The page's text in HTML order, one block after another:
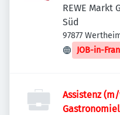
REWE Markt
Süd
97877
JOB-in-
Assistenz